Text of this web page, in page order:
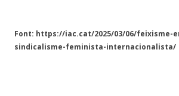
Font: https://iac.cat/2025/03/06/feixisme-
sindicalisme-feminista-internacionalista/